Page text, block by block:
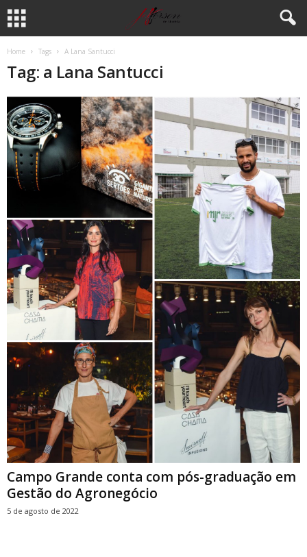
Home Tags A Lana Santucci
Tag: a Lana Santucci
Campo Grande conta com pós-graduação em
Gestão do Agronegócio
5 de agosto de 2022